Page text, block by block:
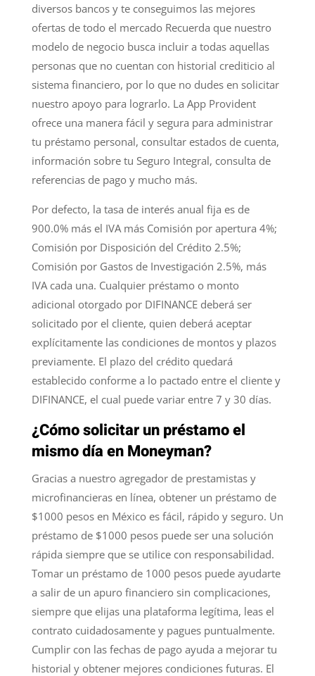
diversos bancos y te conseguimos las mejores
ofertas de todo el mercado Recuerda que nuestro
modelo de negocio busca incluir a todas aquellas
personas que no cuentan con historial crediticio al
sistema financiero, por lo que no dudes en solicitar
nuestro apoyo para lograrlo. La App Provident
ofrece una manera fácil y segura para administrar
tu préstamo personal, consultar estados de cuenta,
información sobre tu Seguro Integral, consulta de
referencias de pago y mucho más.
Por defecto, la tasa de interés anual fija es de
900.0% más el IVA más Comisión por apertura 4%;
Comisión por Disposición del Crédito 2.5%;
Comisión por Gastos de Investigación 2.5%, más
IVA cada una. Cualquier préstamo o monto
adicional otorgado por DIFINANCE deberá ser
solicitado por el cliente, quien deberá aceptar
explícitamente las condiciones de montos y plazos
previamente. El plazo del crédito quedará
establecido conforme a lo pactado entre el cliente y
DIFINANCE, el cual puede variar entre 7 y 30 días.
¿Cómo solicitar un préstamo el
mismo día en Moneyman?
Gracias a nuestro agregador de prestamistas y
microfinancieras en línea, obtener un préstamo de
$1000 pesos en México es fácil, rápido y seguro. Un
préstamo de $1000 pesos puede ser una solución
rápida siempre que se utilice con responsabilidad.
Tomar un préstamo de 1000 pesos puede ayudarte
a salir de un apuro financiero sin complicaciones,
siempre que elijas una plataforma legítima, leas el
contrato cuidadosamente y pagues puntualmente.
Cumplir con las fechas de pago ayuda a mejorar tu
historial y obtener mejores condiciones futuras. El